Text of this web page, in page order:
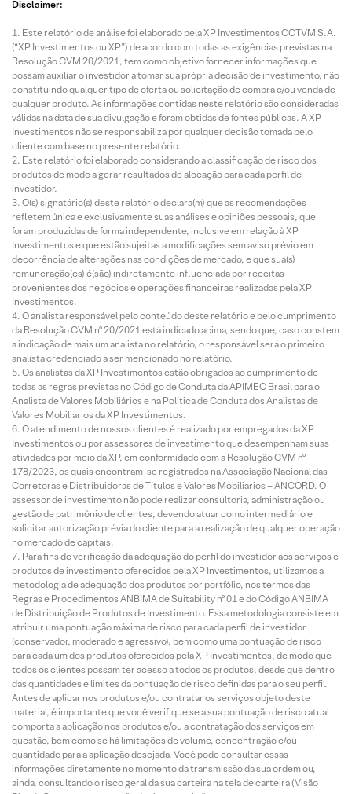
Disclaimer:
Este relatório de análise foi elaborado pela XP Investimentos CCTVM S.A.
(“XP Investimentos ou XP”) de acordo com todas as exigências previstas na
Resolução CVM 20/2021, tem como objetivo fornecer informações que
possam auxiliar o investidor a tomar sua própria decisão de investimento, não
constituindo qualquer tipo de oferta ou solicitação de compra e/ou venda de
qualquer produto. As informações contidas neste relatório são consideradas
válidas na data de sua divulgação e foram obtidas de fontes públicas. A XP
Investimentos não se responsabiliza por qualquer decisão tomada pelo
cliente com base no presente relatório.
Este relatório foi elaborado considerando a classificação de risco dos
produtos de modo a gerar resultados de alocação para cada perfil de
investidor.
O(s) signatário(s) deste relatório declara(m) que as recomendações
refletem única e exclusivamente suas análises e opiniões pessoais, que
foram produzidas de forma independente, inclusive em relação à XP
Investimentos e que estão sujeitas a modificações sem aviso prévio em
decorrência de alterações nas condições de mercado, e que sua(s)
remuneração(es) é(são) indiretamente influenciada por receitas
provenientes dos negócios e operações financeiras realizadas pela XP
Investimentos.
O analista responsável pelo conteúdo deste relatório e pelo cumprimento
da Resolução CVM nº 20/2021 está indicado acima, sendo que, caso constem
a indicação de mais um analista no relatório, o responsável será o primeiro
analista credenciado a ser mencionado no relatório.
Os analistas da XP Investimentos estão obrigados ao cumprimento de
todas as regras previstas no Código de Conduta da APIMEC Brasil para o
Analista de Valores Mobiliários e na Política de Conduta dos Analistas de
Valores Mobiliários da XP Investimentos.
O atendimento de nossos clientes é realizado por empregados da XP
Investimentos ou por assessores de investimento que desempenham suas
atividades por meio da XP, em conformidade com a Resolução CVM nº
178/2023, os quais encontram-se registrados na Associação Nacional das
Corretoras e Distribuidoras de Títulos e Valores Mobiliários – ANCORD. O
assessor de investimento não pode realizar consultoria, administração ou
gestão de patrimônio de clientes, devendo atuar como intermediário e
solicitar autorização prévia do cliente para a realização de qualquer operação
no mercado de capitais.
Para fins de verificação da adequação do perfil do investidor aos serviços e
produtos de investimento oferecidos pela XP Investimentos, utilizamos a
metodologia de adequação dos produtos por portfólio, nos termos das
Regras e Procedimentos ANBIMA de Suitability nº 01 e do Código ANBIMA
de Distribuição de Produtos de Investimento. Essa metodologia consiste em
atribuir uma pontuação máxima de risco para cada perfil de investidor
(conservador, moderado e agressivo), bem como uma pontuação de risco
para cada um dos produtos oferecidos pela XP Investimentos, de modo que
todos os clientes possam ter acesso a todos os produtos, desde que dentro
das quantidades e limites da pontuação de risco definidas para o seu perfil.
Antes de aplicar nos produtos e/ou contratar os serviços objeto deste
material, é importante que você verifique se a sua pontuação de risco atual
comporta a aplicação nos produtos e/ou a contratação dos serviços em
questão, bem como se há limitações de volume, concentração e/ou
quantidade para a aplicação desejada. Você pode consultar essas
informações diretamente no momento da transmissão da sua ordem ou,
ainda, consultando o risco geral da sua carteira na tela de carteira (Visão